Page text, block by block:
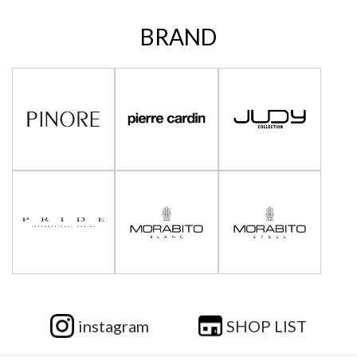
BRAND
instagram SHOP LIST